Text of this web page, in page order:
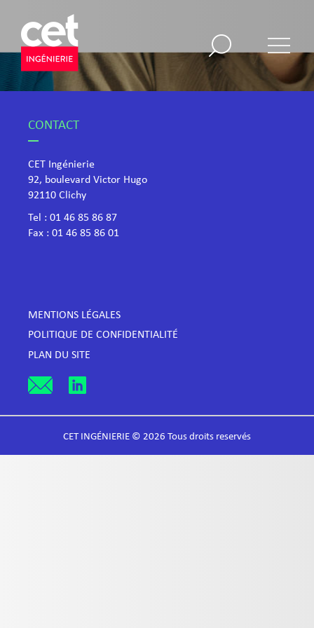
CONTACT
CET Ingénierie
92, boulevard Victor Hugo
​92110 Clichy
Tel : 01 46 85 86 87
Fax : 01 46 85 86 01
MENTIONS LÉGALES
POLITIQUE DE CONFIDENTIALITÉ
PLAN DU SITE
CET INGÉNIERIE © 2026 Tous droits reservés